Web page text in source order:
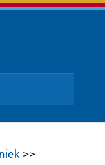
>>